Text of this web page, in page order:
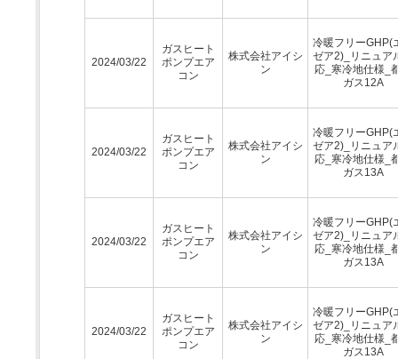
2024/03/22
ガスヒート
ポンプエア
コン
株式会社アイシ
ン
冷暖フリーGHP(
ゼア2)_リニュア
応_寒冷地仕様_
ガス12A
2024/03/22
ガスヒート
ポンプエア
コン
株式会社アイシ
ン
冷暖フリーGHP(
ゼア2)_リニュア
応_寒冷地仕様_
ガス13A
2024/03/22
ガスヒート
ポンプエア
コン
株式会社アイシ
ン
冷暖フリーGHP(
ゼア2)_リニュア
応_寒冷地仕様_
ガス13A
2024/03/22
ガスヒート
ポンプエア
コン
株式会社アイシ
ン
冷暖フリーGHP(
ゼア2)_リニュア
応_寒冷地仕様_
ガス13A